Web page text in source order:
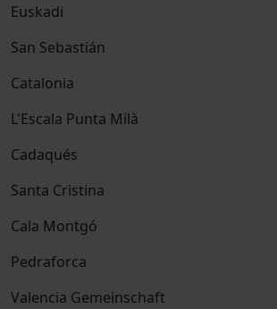
Euskadi
San Sebastián
Catalonia
L'Escala Punta Milà
Cadaqués
Santa Cristina
Cala Montgó
Pedraforca
Valencia Gemeinschaft